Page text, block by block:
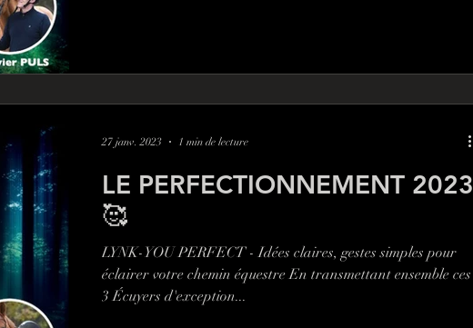
LE PERFECTIONNEMENT 2023
🥰
LYNK-YOU PERFECT - Idées claires, gestes simples pour
éclairer votre chemin équestre En transmettant ensemble ces
3 Écuyers d'exception...
27 janv. 2023 1 min de lecture